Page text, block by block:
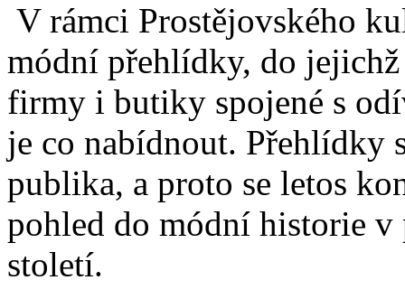
V rámci Prostějovského
módní přehlídky, do
firmy i butiky spojené s
je co nabídnout. Přehlídky
publika, a proto se letos
pohled do módní historie v
století.